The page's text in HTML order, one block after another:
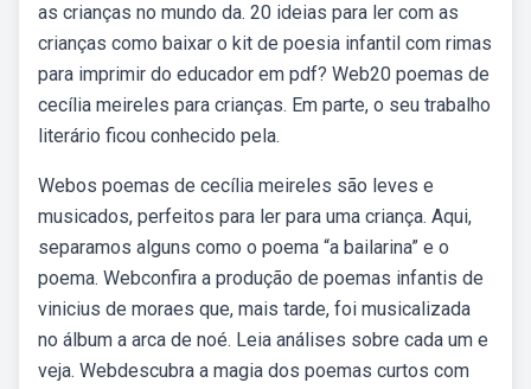
as crianças no mundo da. 20 ideias para ler com as
crianças como baixar o kit de poesia infantil com rimas
para imprimir do educador em pdf? Web20 poemas de
cecília meireles para crianças. Em parte, o seu trabalho
literário ficou conhecido pela.
Webos poemas de cecília meireles são leves e
musicados, perfeitos para ler para uma criança. Aqui,
separamos alguns como o poema “a bailarina” e o
poema. Webconfira a produção de poemas infantis de
vinicius de moraes que, mais tarde, foi musicalizada
no álbum a arca de noé. Leia análises sobre cada um e
veja. Webdescubra a magia dos poemas curtos com